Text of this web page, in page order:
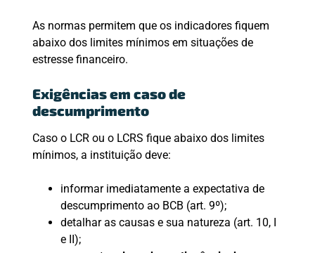
As normas permitem que os indicadores fiquem
abaixo dos limites mínimos em situações de
estresse financeiro.
Exigências em caso de
descumprimento
Caso o LCR ou o LCRS fique abaixo dos limites
mínimos, a instituição deve:
informar imediatamente a expectativa de
descumprimento ao BCB (art. 9º);
detalhar as causas e sua natureza (art. 10, I
e II);